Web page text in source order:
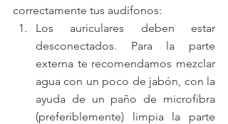
correctamente tus audífonos:
Los auriculares deben estar
desconectados. Para la parte
externa te recomendamos mezclar
agua con un poco de jabón, con la
ayuda de un paño de microfibra
(preferiblemente) limpia la parte